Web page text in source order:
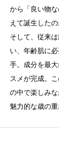
から「良い物
えて誕生したの
そして、従来
い、年齢肌に
手。成分を最
スメが完成。
の中で楽しみ
魅力的な歳の